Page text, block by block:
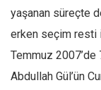
yaşanan süreçte
erken seçim resti
Temmuz
Abdullah Gül’ün